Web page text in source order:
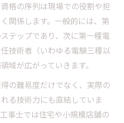
格の序列は現場での役割や担
関係します。一般的には、第
テップであり、次に第一種電
技術者（いわゆる電験三種以
域が広がっていきます。
の難易度だけでなく、実際の
る技術力にも直結していま
事士では住宅や小規模店舗の